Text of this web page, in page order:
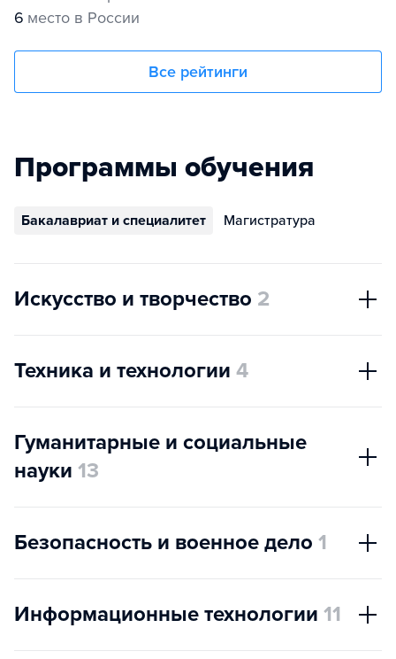
6 место в России
Все рейтинги
Программы обучения
Бакалавриат и специалитет Магистратура
Искусство и творчество 2
Техника и технологии 4
Гуманитарные и социальные
науки 13
Безопасность и военное дело 1
Информационные технологии 11